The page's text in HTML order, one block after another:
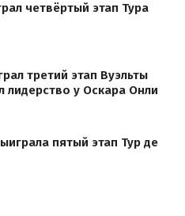
четвёртый этап Тура
третий этап Вуэльты
лидерство у Оскара Онли
пятый этап Тур де